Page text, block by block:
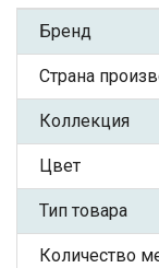
Бренд
Страна
Коллекция
Цвет
Тип товара
Количество